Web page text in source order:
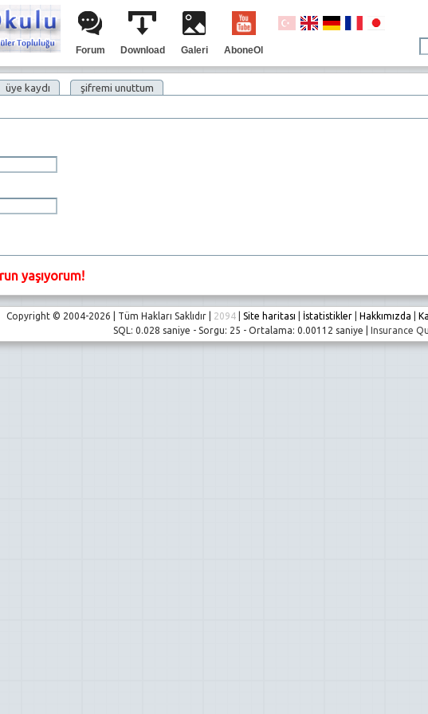
Forum Download Galeri AboneOl
üye kaydı şifremi unuttum
yaşıyorum!
Copyright © 2004-2026 | Tüm Hakları Saklıdır | 2094| Site haritası İstatistikler| Hakkımızda
SQL: 0.028 saniye - Sorgu: 25 - Ortalama: 0.00112 saniye |
Insurance